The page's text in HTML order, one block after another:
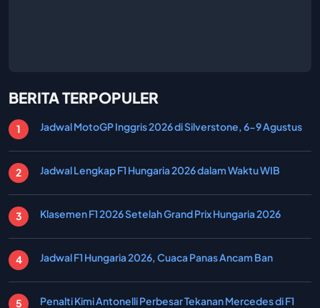
BERITA TERPOPULER
Jadwal MotoGP Inggris 2026 di Silverstone, 6-9 Agustus
Jadwal Lengkap F1 Hungaria 2026 dalam Waktu WIB
Klasemen F1 2026 Setelah Grand Prix Hungaria 2026
Jadwal F1 Hungaria 2026, Cuaca Panas Ancam Ban
Penalti Kimi Antonelli Perbesar Tekanan Mercedes di F1